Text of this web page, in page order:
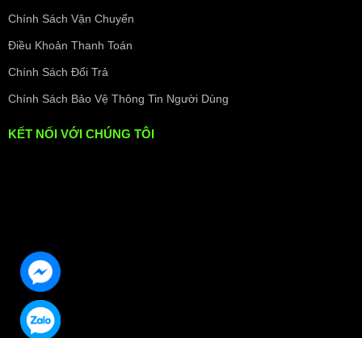
Chính Sách Vận Chuyển
Điều Khoản Thanh Toán
Chính Sách Đổi Trả
Chính Sách Bảo Vệ Thông Tin Người Dùng
KẾT NỐI VỚI CHÚNG TÔI